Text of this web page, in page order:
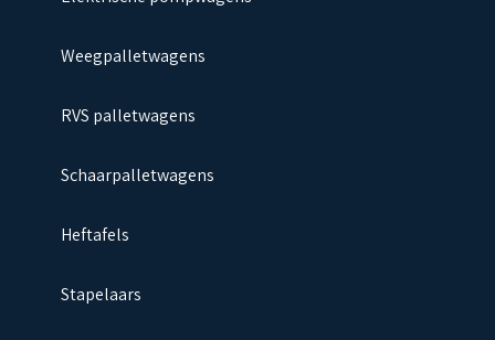
Weegpalletwagens
RVS palletwagens
Schaarpalletwagens
Heftafels
Stapelaars